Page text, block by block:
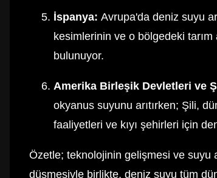
İspanya: Avrupa'da deniz suyu
kesimlerinin ve o bölgedeki tarım
bulunuyor.
Amerika Birleşik Devletleri ve
okyanus suyunu arıtırken; Şili,
faaliyetleri ve kıyı şehirleri için
Özetle; teknolojinin gelişmesi ve suyu
düşmesiyle birlikte, deniz suyu tüm